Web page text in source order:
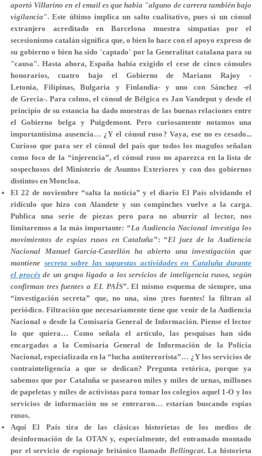
aportó Villarino en el email es que había "alguno de carrera también bajo
vigilancia". Este último implica un salto cualitativo, pues si un cónsul
extranjero acreditado en Barcelona muestra simpatías por el
secesionismo catalán significa que, o bien lo hace con el apoyo expreso de
su gobierno o bien ha sido 'captado' por la Generalitat catalana para su
"causa". Hasta ahora, España había exigido el cese de cinco cónsules
honorarios, cuatro bajo el Gobierno de Mariano Rajoy -
Letonia, Filipinas, Bulgaria y Finlandia- y uno con Sánchez -el
de Grecia-. Para colmo, el cónsul de Bélgica es Jan Vandeput y desde el
principio de su estancia ha dado muestras de las buenas relaciones entre
el Gobierno belga y Puigdemont. Pero curiosamente notamos una
importantísima ausencia… ¿Y el cónsul ruso? Vaya, ese no es cesado...
Curioso que para ser el cónsul del país que todos los magufos señalan
como foco de la “injerencia”, el cónsul ruso no aparezca en la lista de
sospechosos del Ministerio de Asuntos Exteriores y con dos gobiernos
distintos en Moncloa.
El 22 de noviembre“salta la noticia” y el diario El País olvidando el
ridículo que hizo con Alandete y sus compinches vuelve a la carga.
Publica una serie de piezas pero para no aburrir al lector, nos
limitaremos a la más importante: “La Audiencia Nacional investiga los
movimientos de espías rusos en Cataluña”: “El juez de la Audiencia
Nacional Manuel García-Castellón ha abierto una investigación que
mantiene secreta sobre las supuestas actividades en Cataluña durante
el procésde un grupo ligado a los servicios de inteligencia rusos, según
confirman tres fuentes a EL PAÍS”. El mismo esquema de siempre, una
“investigación secreta” que, no una, sino ¡tres fuentes! la filtran al
periódico. Filtración que necesariamente tiene que venir de la Audiencia
Nacional o desde la Comisaría General de Información. Piense el lector
lo que quiera… Como señala el artículo, las pesquisas han sido
encargadas a la Comisaría General de Información de la Policía
Nacional, especializada en la “lucha antiterrorista”… ¿Y los servicios de
contrainteligencia a que se dedican? Pregunta retórica, porque ya
sabemos que por Cataluña se pasearon miles y miles de urnas, millones
de papeletas y miles de activistas para tomar los colegios aquel 1-O y los
servicios de información no se enteraron… estarían buscando espías
rusos.
Aquí El País tira de las clásicas historietas de los medios de
desinformación de la OTAN y, especialmente, del entramado montado
por el servicio de espionaje británico llamado Bellingcat. La historieta